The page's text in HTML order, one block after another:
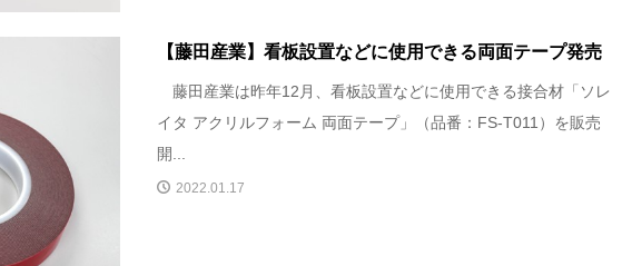
【藤田産業】看板設置などに使用できる両面テープ発売
藤田産業は昨年12月、看板設置などに使用できる接合材「ソレ
イタ アクリルフォーム 両面テープ」（品番：FS‐T011）を販売
開...
2022.01.17